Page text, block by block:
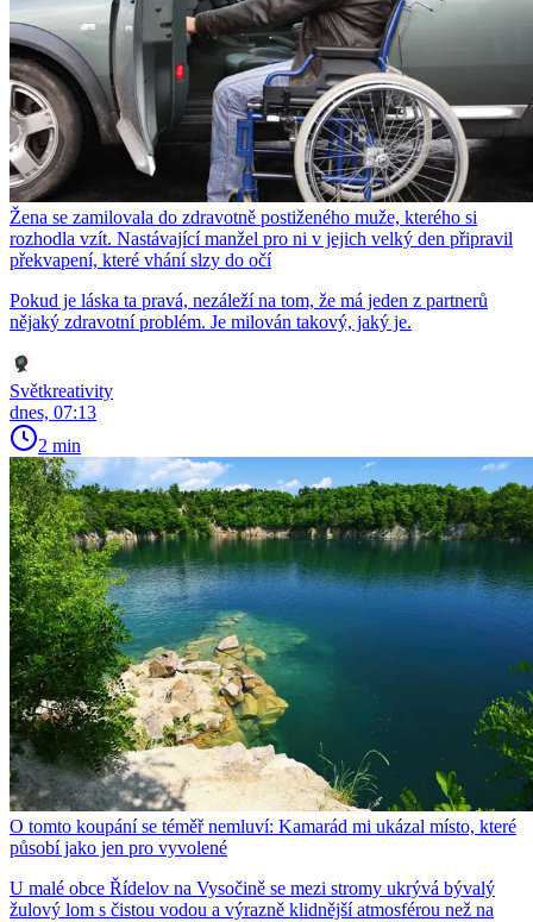
Žena se zamilovala do zdravotně postiženého muže, kterého si
rozhodla vzít. Nastávající manžel pro ni v jejich velký den připravil
překvapení, které vhání slzy do očí
Pokud je láska ta pravá, nezáleží na tom, že má jeden z partnerů
nějaký zdravotní problém. Je milován takový, jaký je.
Světkreativity
dnes, 07:13
2 min
O tomto koupání se téměř nemluví: Kamarád mi ukázal místo, které
působí jako jen pro vyvolené
U malé obce Řídelov na Vysočině se mezi stromy ukrývá bývalý
žulový lom s čistou vodou a výrazně klidnější atmosférou než na